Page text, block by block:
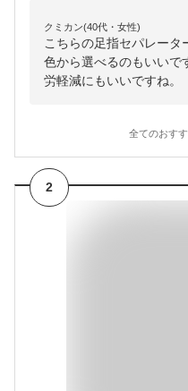
クミカン(40代・女性)
こちらの足指セパレータ
色から選べるのもいいで
労軽減にもいいですね。
全てのおす
2